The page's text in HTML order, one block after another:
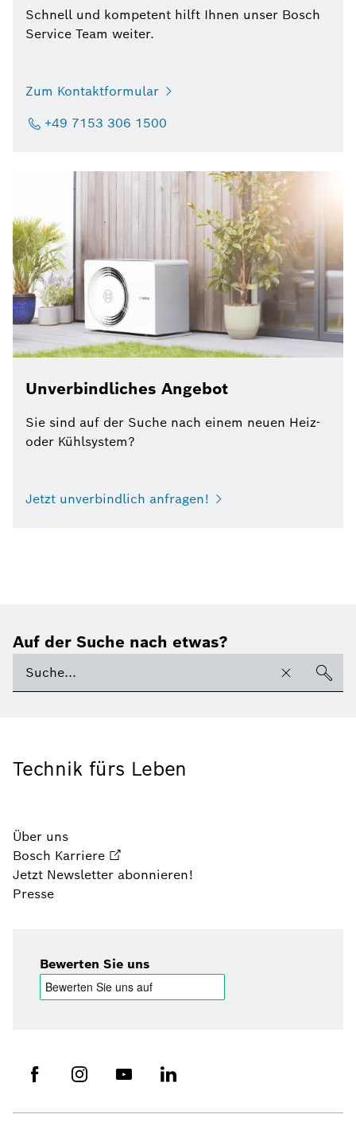
Schnell und kompetent hilft Ihnen unser Bosch
Service Team weiter.
Zum Kontaktformular
+49 7153 306 1500
Unverbindliches Angebot
Sie sind auf der Suche nach einem neuen Heiz-
oder Kühlsystem?
Jetzt unverbindlich anfragen!
Auf der Suche nach etwas?
Technik fürs Leben
Über uns
Bosch Karriere
Jetzt Newsletter abonnieren!
Presse
Bewerten Sie uns